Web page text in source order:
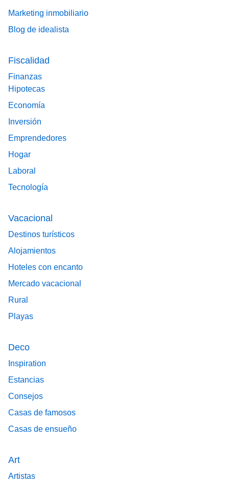
Marketing inmobiliario
Blog de idealista
Fiscalidad
Finanzas
Hipotecas
Economía
Inversión
Emprendedores
Hogar
Laboral
Tecnología
Vacacional
Destinos turísticos
Alojamientos
Hoteles con encanto
Mercado vacacional
Rural
Playas
Deco
Inspiration
Estancias
Consejos
Casas de famosos
Casas de ensueño
Art
Artistas